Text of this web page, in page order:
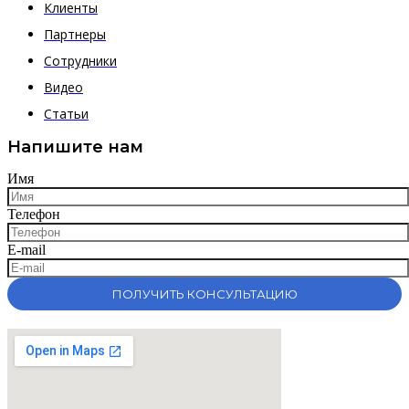
Клиенты
Партнеры
Сотрудники
Видео
Статьи
Напишите нам
Имя
Телефон
E-mail